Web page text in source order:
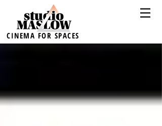
CINEMA FOR SPACES